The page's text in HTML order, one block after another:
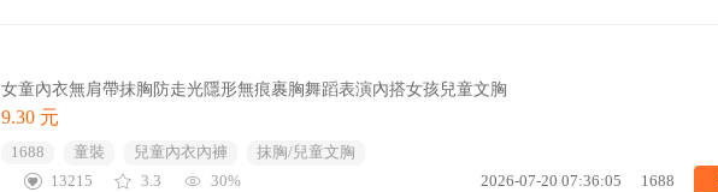
女童內衣無肩帶抹胸防走光隱形無痕裹胸舞蹈表演內搭女孩兒童文胸
9.30 元
1688 童裝 兒童內衣內褲
抹胸/兒童文胸
13215
3.3 30% 2026-07-20 07:36:05 1688